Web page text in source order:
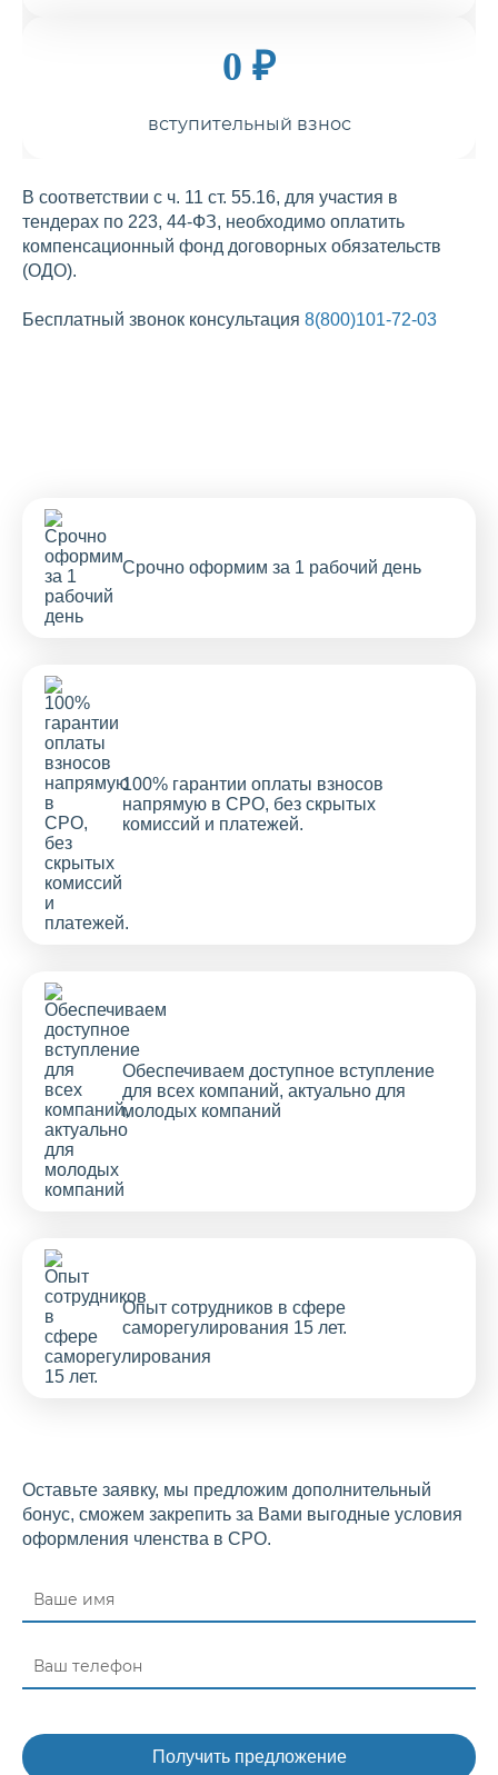
0 ₽
вступительный взнос
В соответствии с ч. 11 ст. 55.16, для участия в
тендерах по 223, 44-ФЗ, необходимо оплатить
компенсационный фонд договорных обязательств
(ОДО).
Бесплатный звонок консультация 8(800)101-72-03
Срочно оформим за 1 рабочий день
100% гарантии оплаты взносов
напрямую в СРО, без скрытых
комиссий и платежей.
Обеспечиваем доступное вступление
для всех компаний, актуально для
молодых компаний
Опыт сотрудников в сфере
саморегулирования 15 лет.
Оставьте заявку, мы предложим дополнительный
бонус, сможем закрепить за Вами выгодные условия
оформления членства в СРО.